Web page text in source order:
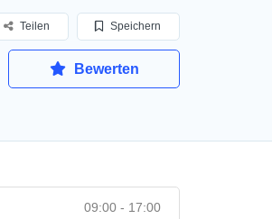
Speichern
Teilen
Bewerten
09:00 - 17:00